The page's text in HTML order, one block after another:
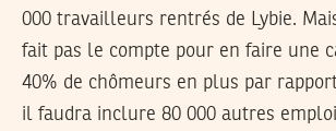
000 travailleurs rentrés de Lybie.
fait pas le compte pour en faire une
40% de chômeurs en plus par
il faudra inclure 80 000 autres